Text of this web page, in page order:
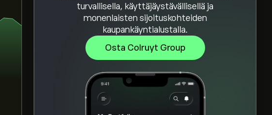
turvallisella, käyttäjäystävällisellä ja
monenlaisten sijoituskohteiden
kaupankäyntialustalla.
Osta Colruyt Group